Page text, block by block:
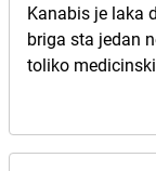
Kanabis je laka
briga sta jedan
toliko